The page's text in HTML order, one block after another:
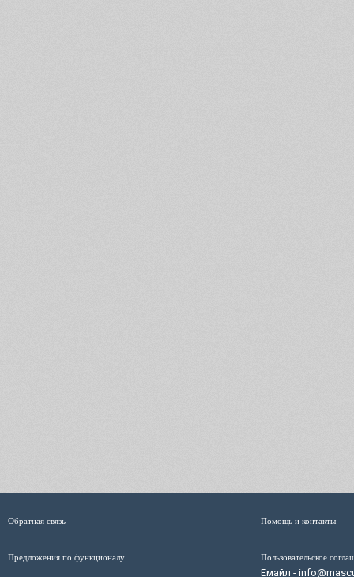
Обратная связь
Предложения по функционалу
Помощь и контакты
Пользовательское
Емайл -